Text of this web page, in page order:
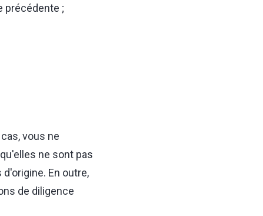
précédente ;
vous ne
ne sont pas
En outre,
de diligence